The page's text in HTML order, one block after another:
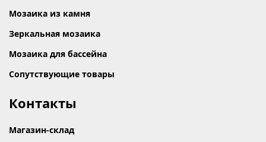
Мозаика из камня
Зеркальная мозаика
Мозаика для бассейна
Сопутствующие товары
Контакты
Магазин-склад